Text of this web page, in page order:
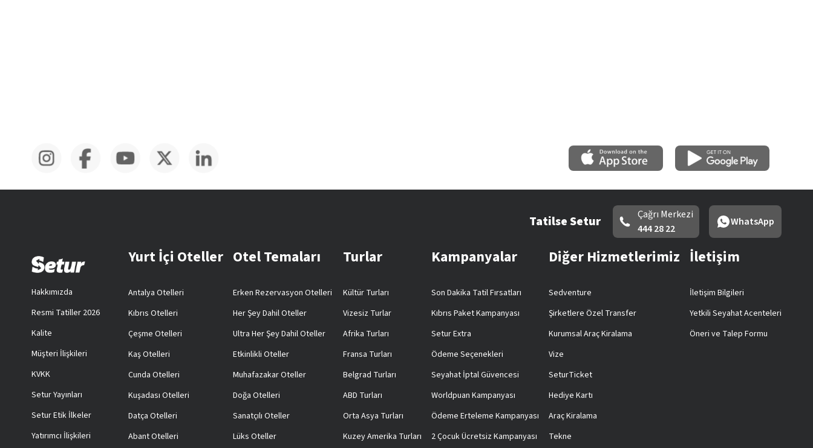
Tatilse Setur
Çağrı Merkezi
444 28 22
WhatsApp
Hakkımızda
Resmi Tatiller 2026
Kalite
Müşteri İlişkileri
KVKK
Setur Yayınları
Setur Etik İlkeler
Yatırımcı İlişkileri
Yurt İçi Oteller
Antalya Otelleri
Kıbrıs Otelleri
Çeşme Otelleri
Kaş Otelleri
Cunda Otelleri
Kuşadası Otelleri
Datça Otelleri
Abant Otelleri
Otel Temaları
Erken Rezervasyon Otelleri
Her Şey Dahil Oteller
Ultra Her Şey Dahil Oteller
Etkinlikli Oteller
Muhafazakar Oteller
Doğa Otelleri
Sanatçılı Oteller
Lüks Oteller
Turlar
Kültür Turları
Vizesiz Turlar
Afrika Turları
Fransa Turları
Belgrad Turları
ABD Turları
Orta Asya Turları
Kuzey Amerika Turları
Kampanyalar
Son Dakika Tatil Fırsatları
Kıbrıs Paket Kampanyası
Setur Extra
Ödeme Seçenekleri
Seyahat İptal Güvencesi
Worldpuan Kampanyası
Ödeme Erteleme Kampanyası
2 Çocuk Ücretsiz Kampanyası
Diğer Hizmetlerimiz
Sedventure
Şirketlere Özel Transfer
Kurumsal Araç Kiralama
Vize
SeturTicket
Hediye Kartı
Araç Kiralama
Tekne
İletişim
İletişim Bilgileri
Yetkili Seyahat Acenteleri
Öneri ve Talep Formu